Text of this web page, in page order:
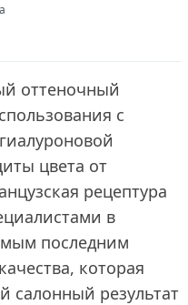
оттеночный
с
цвета от
рецептура
в
последним
которая
салонный результат